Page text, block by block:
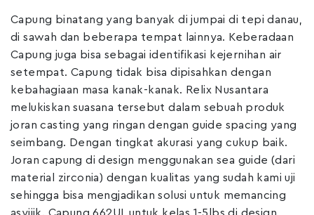
Capung binatang yang banyak di jumpai di tepi danau,
di sawah dan beberapa tempat lainnya. Keberadaan
Capung juga bisa sebagai identifikasi kejernihan air
setempat. Capung tidak bisa dipisahkan dengan
kebahagiaan masa kanak-kanak. Relix Nusantara
melukiskan suasana tersebut dalam sebuah produk
joran casting yang ringan dengan guide spacing yang
seimbang. Dengan tingkat akurasi yang cukup baik.
Joran capung di design menggunakan sea guide (dari
material zirconia) dengan kualitas yang sudah kami uji
sehingga bisa mengjadikan solusi untuk memancing